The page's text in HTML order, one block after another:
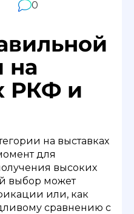
0
на
РКФ и
на выставках
для
высоких
выбор может
или, как
сравнению с